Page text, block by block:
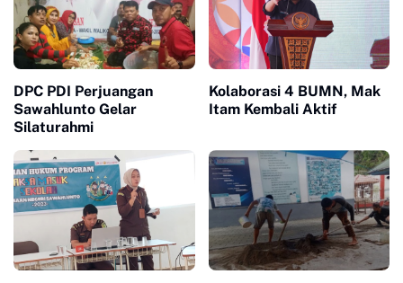
DPC PDI Perjuangan
Sawahlunto Gelar
Silaturahmi
Kolaborasi 4 BUMN, Mak
Itam Kembali Aktif